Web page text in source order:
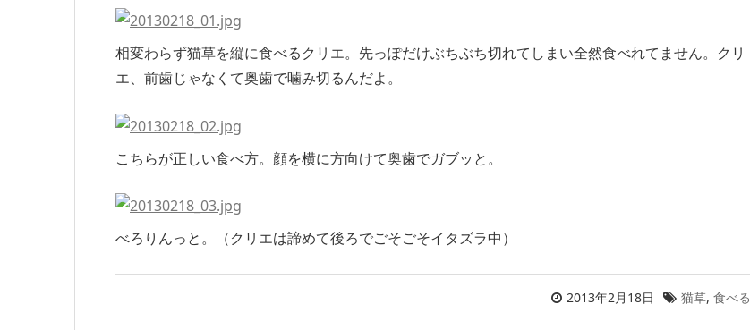
相変わらず猫草を縦に食べるクリエ。先っぽだけぶちぶち切れてしまい全然食べれてません。クリ
エ、前歯じゃなくて奥歯で噛み切るんだよ。
こちらが正しい食べ方。顔を横に方向けて奥歯でガブッと。
べろりんっと。（クリエは諦めて後ろでごそごそイタズラ中）
2013年2月18日 猫草, 食べる